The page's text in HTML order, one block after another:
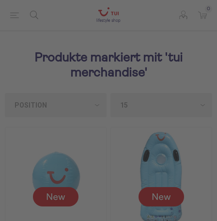
0
Produkte markiert mit 'tui
merchandise'